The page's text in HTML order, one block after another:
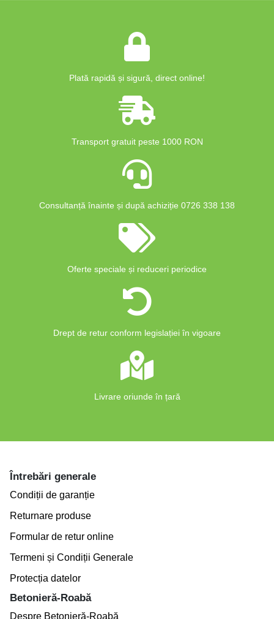
Plată rapidă și sigură, direct online!
Transport gratuit peste 1000 RON
Consultanță înainte și după achiziție 0726 338 138
Oferte speciale și reduceri periodice
Drept de retur conform legislației în vigoare
Livrare oriunde în țară
Întrebări generale
Condiții de garanție
Returnare produse
Formular de retur online
Termeni și Condiții Generale
Protecția datelor
Betonieră-Roabă
Despre Betonieră-Roabă